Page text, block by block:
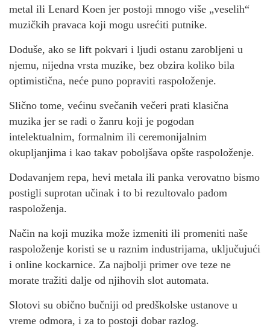
metal ili Lenard Koen jer postoji mnogo više „veselih“
muzičkih pravaca koji mogu usrećiti putnike.
Doduše, ako se lift pokvari i ljudi ostanu zarobljeni u
njemu, nijedna vrsta muzike, bez obzira koliko bila
optimistična, neće puno popraviti raspoloženje.
Slično tome, većinu svečanih večeri prati klasična
muzika jer se radi o žanru koji je pogodan
intelektualnim, formalnim ili ceremonijalnim
okupljanjima i kao takav poboljšava opšte raspoloženje.
Dodavanjem repa, hevi metala ili panka verovatno bismo
postigli suprotan učinak i to bi rezultovalo padom
raspoloženja.
Način na koji muzika može izmeniti ili promeniti naše
raspoloženje koristi se u raznim industrijama, uključujući
i online kockarnice. Za najbolji primer ove teze ne
morate tražiti dalje od njihovih slot automata.
Slotovi su obično bučniji od predškolske ustanove u
vreme odmora, i za to postoji dobar razlog.